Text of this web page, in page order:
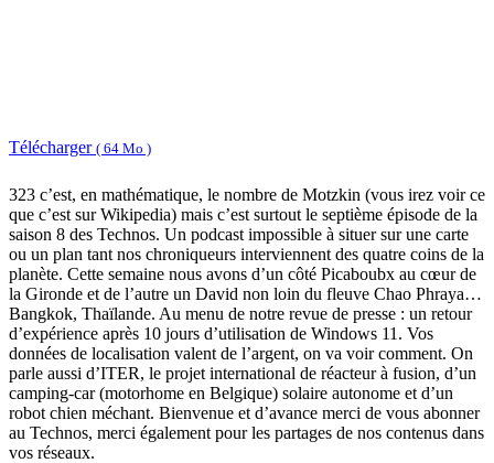
Télécharger ( 64 Mo )
323 c’est, en mathématique, le nombre de Motzkin (vous irez voir ce
que c’est sur Wikipedia) mais c’est surtout le septième épisode de la
saison 8 des Technos. Un podcast impossible à situer sur une carte
ou un plan tant nos chroniqueurs interviennent des quatre coins de la
planète. Cette semaine nous avons d’un côté Picaboubx au cœur de
la Gironde et de l’autre un David non loin du fleuve Chao Phraya…
Bangkok, Thaïlande. Au menu de notre revue de presse : un retour
d’expérience après 10 jours d’utilisation de Windows 11. Vos
données de localisation valent de l’argent, on va voir comment. On
parle aussi d’ITER, le projet international de réacteur à fusion, d’un
camping-car (motorhome en Belgique) solaire autonome et d’un
robot chien méchant. Bienvenue et d’avance merci de vous abonner
au Technos, merci également pour les partages de nos contenus dans
vos réseaux.